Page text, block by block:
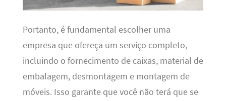
Portanto, é fundamental escolher uma
empresa que ofereça um serviço completo,
incluindo o fornecimento de caixas, material de
embalagem, desmontagem e montagem de
móveis. Isso garante que você não terá que se